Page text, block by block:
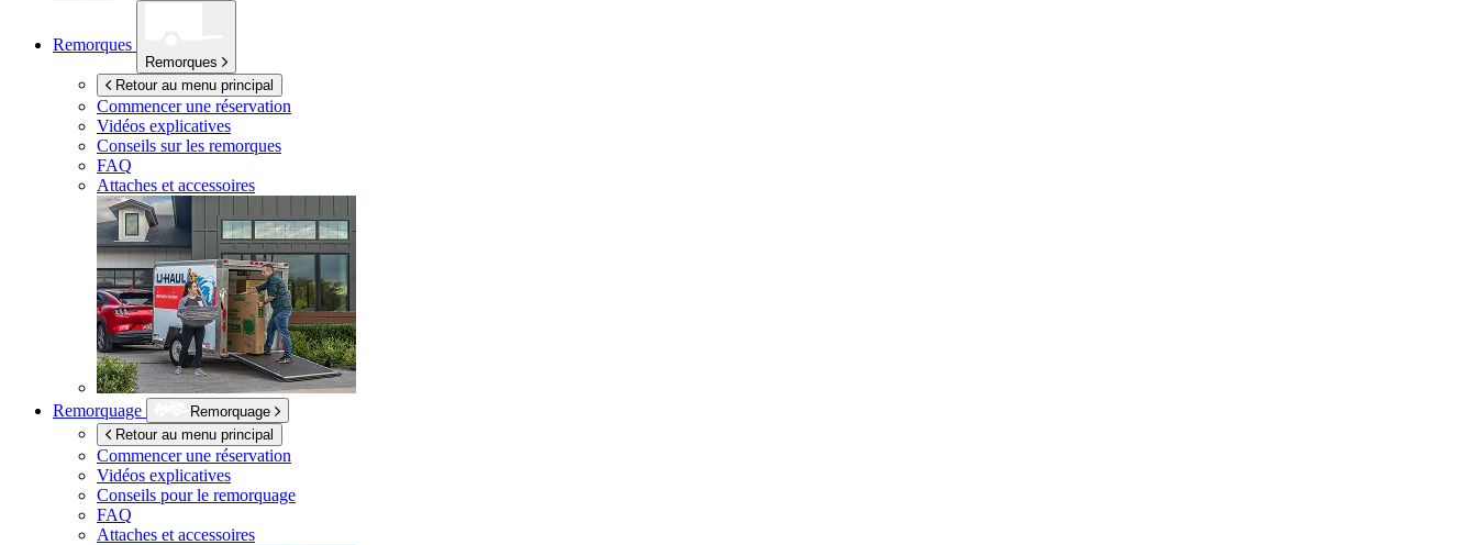
Remorques
Remorques
Retour au menu principal
Commencer une réservation
Vidéos explicatives
Conseils sur les remorques
FAQ
Attaches et accessoires
Remorquage
Remorquage
Retour au menu principal
Commencer une réservation
Vidéos explicatives
Conseils pour le remorquage
FAQ
Attaches et accessoires